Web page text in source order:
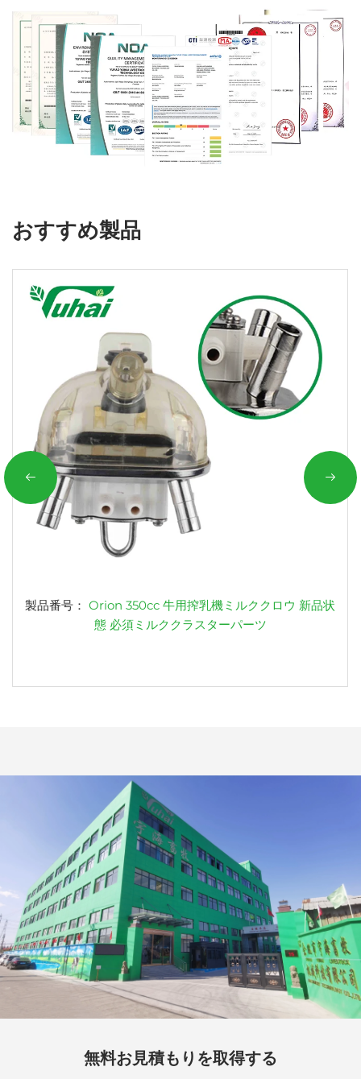
おすすめ製品
製品番号： Orion 350cc 牛用搾乳機ミルククロウ 新品状
態 必須ミルククラスターパーツ
無料お見積もりを取得する